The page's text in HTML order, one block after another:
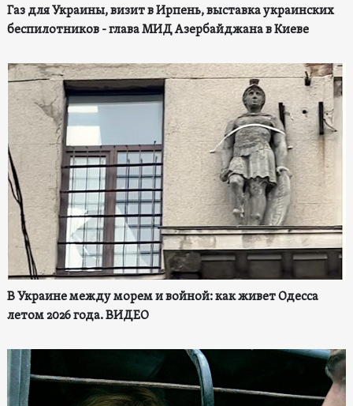
Газ для Украины, визит в Ирпень, выставка украинских
беспилотников - глава МИД Азербайджана в Киеве
В Украине между морем и войной: как живет Одесса
летом 2026 года. ВИДЕО